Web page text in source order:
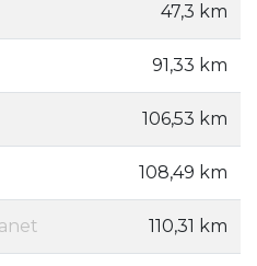
47,3 km
91,33 km
106,53 km
108,49 km
110,31 km